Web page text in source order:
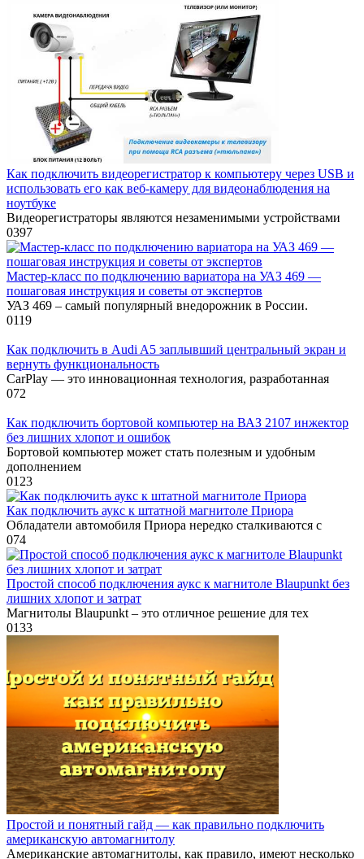
Как подключить видеорегистратор к компьютеру через USB и
использовать его как веб-камеру для видеонаблюдения на
ноутбуке
Видеорегистраторы являются незаменимыми устройствами
0397
Мастер-класс по подключению вариатора на УАЗ 469 —
пошаговая инструкция и советы от экспертов
УАЗ 469 – самый популярный внедорожник в России.
0119
Как подключить в Audi A5 заплывший центральный экран и
вернуть функциональность
CarPlay — это инновационная технология, разработанная
072
Как подключить бортовой компьютер на ВАЗ 2107 инжектор
без лишних хлопот и ошибок
Бортовой компьютер может стать полезным и удобным
дополнением
0123
Как подключить аукс к штатной магнитоле Приора
Обладатели автомобиля Приора нередко сталкиваются с
074
Простой способ подключения аукс к магнитоле Blaupunkt без
лишних хлопот и затрат
Магнитолы Blaupunkt – это отличное решение для тех
0133
Простой и понятный гайд — как правильно подключить
американскую автомагнитолу
Американские автомагнитолы, как правило, имеют несколько